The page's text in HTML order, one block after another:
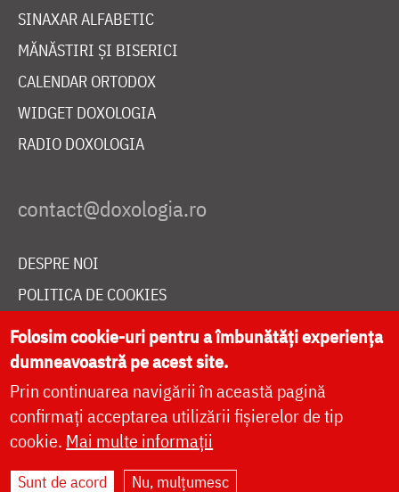
SINAXAR ALFABETIC
MĂNĂSTIRI ȘI BISERICI
CALENDAR ORTODOX
WIDGET DOXOLOGIA
RADIO DOXOLOGIA
DESPRE NOI
POLITICA DE COOKIES
DONEAZĂ ONLINE PENTRU CATEDRALA NAȚIONALĂ
LIVE
Site dezvoltat deDOXOLOGIA MEDIA
Folosim cookie-uri pentru a îmbunătăți experiența
dumneavoastră pe acest site.
Prin continuarea navigării în această pagină
confirmați acceptarea utilizării fișierelor de tip
cookie. Mai multe informații
Sunt de acord Nu, mulțumesc